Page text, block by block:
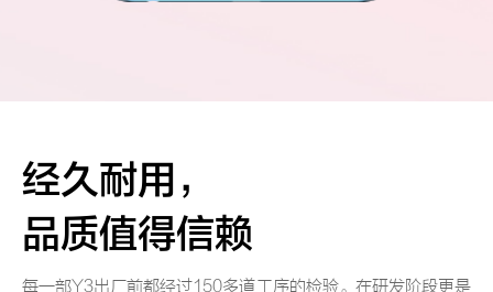
经久耐用，
品质值得信赖
每一部Y3出厂前都经过150多道工序的检验。在研发阶段更是